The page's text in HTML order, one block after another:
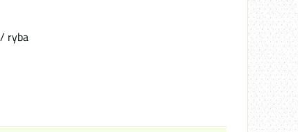
ryba